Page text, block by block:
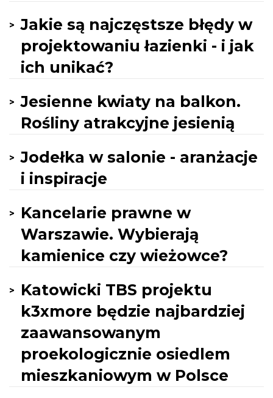
Jakie są najczęstsze błędy w
projektowaniu łazienki - i jak
ich unikać?
Jesienne kwiaty na balkon.
Rośliny atrakcyjne jesienią
Jodełka w salonie - aranżacje
i inspiracje
Kancelarie prawne w
Warszawie. Wybierają
kamienice czy wieżowce?
Katowicki TBS projektu
k3xmore będzie najbardziej
zaawansowanym
proekologicznie osiedlem
mieszkaniowym w Polsce